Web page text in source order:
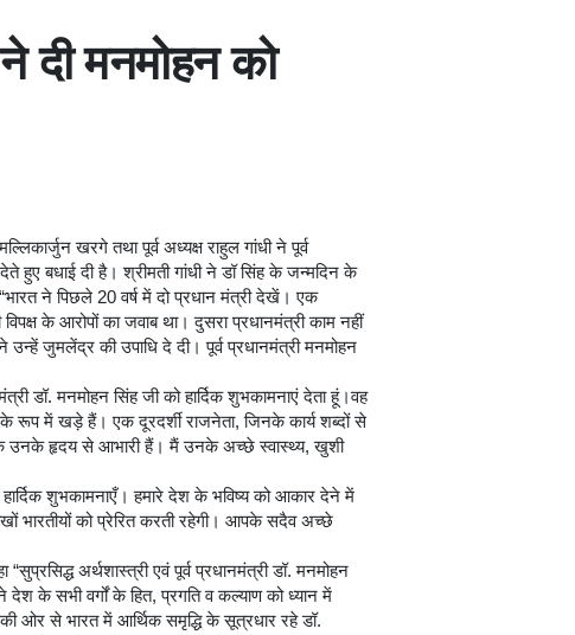
दी मनमोहन को
खरगे तथा पूर्व अध्यक्ष राहुल गांधी ने पूर्व
हुए बधाई दी है। श्रीमती गांधी ने डॉ सिंह के जन्मदिन के
ने पिछले 20 वर्ष में दो प्रधान मंत्री देखें। एक
के आरोपों का जवाब था। दुसरा प्रधानमंत्री काम नहीं
जुमलेंद्र की उपाधि दे दी। पूर्व प्रधानमंत्री मनमोहन
डॉ. मनमोहन सिंह जी को हार्दिक शुभकामनाएं देता हूं।वह
रूप में खड़े हैं। एक दूरदर्शी राजनेता, जिनके कार्य शब्दों से
उनके हृदय से आभारी हैं। मैं उनके अच्छे स्वास्थ्य, खुशी
शुभकामनाएँ। हमारे देश के भविष्य को आकार देने में
भारतीयों को प्रेरित करती रहेगी। आपके सदैव अच्छे
अर्थशास्त्री एवं पूर्व प्रधानमंत्री डॉ. मनमोहन
देश के सभी वर्गों के हित, प्रगति व कल्याण को ध्यान में
ओर से भारत में आर्थिक समृद्धि के सूत्रधार रहे डॉ.